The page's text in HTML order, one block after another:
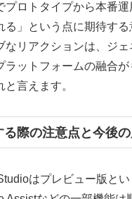
プロトタイプから本番
る」という点に期待する
なリアクションは、ジェ
ラットフォームの融合
言えます。
る際の注意点と今後
はプレビュー版と